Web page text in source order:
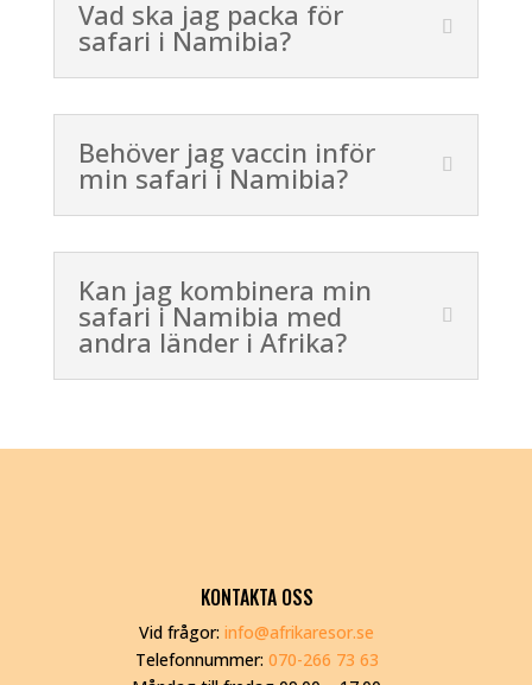
Vad ska jag packa för
safari i Namibia?
Behöver jag vaccin inför
min safari i Namibia?
Kan jag kombinera min
safari i Namibia med
andra länder i Afrika?
KONTAKTA OSS
Vid frågor:info@afrikaresor.se
Telefonnummer: 070-266 73 63